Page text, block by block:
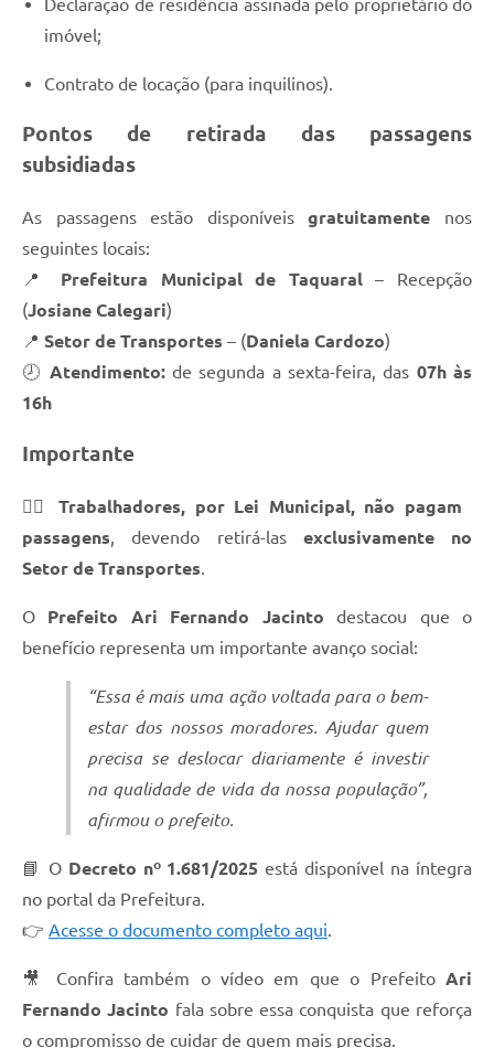
Declaração de residência assinada pelo proprietário do
imóvel;
Contrato de locação (para inquilinos).
Pontos de retirada das passagens
subsidiadas
As passagens estão disponíveisgratuitamente nos
seguintes locais:
📍 Prefeitura Municipal de Taquaral– Recepção
(Josiane Calegari)
📍 Setor de Transportes – (Daniela Cardozo)
🕗 Atendimento:de segunda a sexta-feira, das 07h às
16h
Importante
👷‍♂️Trabalhadores, por Lei Municipal, não pagam
passagens, devendo retirá-las exclusivamente no
Setor de Transportes.
O Prefeito Ari Fernando Jacinto destacou que o
benefício representa um importante avanço social:
“Essa é mais uma ação voltada para o bem-
estar dos nossos moradores. Ajudar quem
precisa se deslocar diariamente é investir
na qualidade de vida da nossa população”,
afirmou o prefeito.
📘 O Decreto nº 1.681/2025 está disponível na íntegra
no portal da Prefeitura.
👉 Acesse o documento completo aqui.
🎥 Confira também o vídeo em que o Prefeito Ari
Fernando Jacinto fala sobre essa conquista que reforça
o compromisso de cuidar de quem mais precisa.